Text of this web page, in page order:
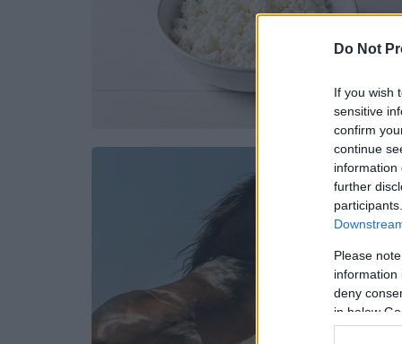
Do Not
If you wish
sensitive
confirm
continue
information
further
Please
information
deny
in below